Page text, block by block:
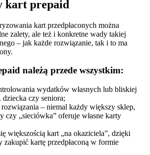
kart prepaid
kart przedpłaconych można
zalety, ale też i konkretne wady takiej
– jak każde rozwiązanie, tak i to ma
należą przede wszystkim:
wydatków własnych lub bliskiej
dziecka czy seniora;
rozwiązania – niemal każdy większy sklep,
czy „sieciówka” oferuje własne karty
większością kart „na okaziciela”, dzięki
zakupić kartę przedpłaconą w formie